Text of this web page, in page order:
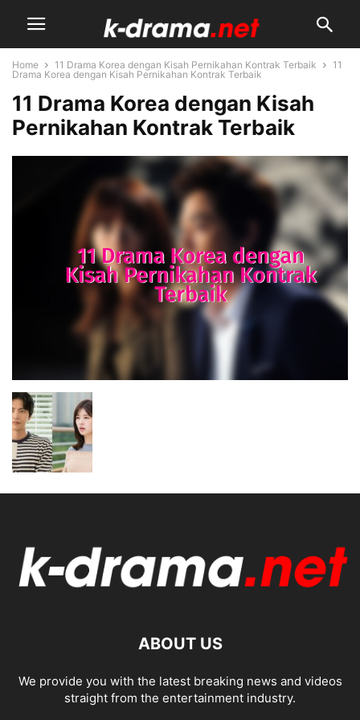
Home 11 Drama Korea dengan Kisah Pernikahan Kontrak Terbaik
11
Drama Korea dengan Kisah Pernikahan Kontrak Terbaik
11 Drama Korea dengan Kisah
Pernikahan Kontrak Terbaik
ABOUT US
We provide you with the latest breaking news and videos
straight from the entertainment industry.